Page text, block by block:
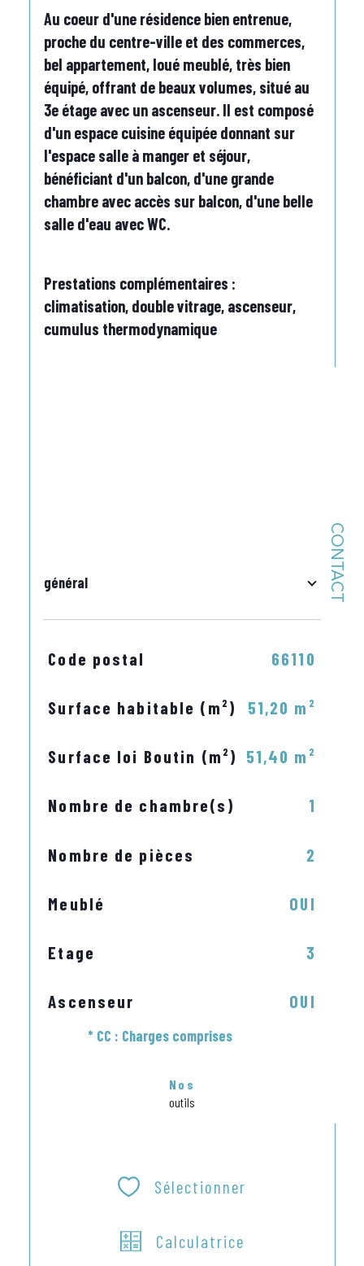
CONTACT
Au coeur d'une résidence bien entrenue,
proche du centre-ville et des commerces,
bel appartement, loué meublé, très bien
équipé, offrant de beaux volumes, situé au
3e étage avec un ascenseur. Il est composé
d'un espace cuisine équipée donnant sur
l'espace salle à manger et séjour,
bénéficiant d'un balcon, d'une grande
chambre avec accès sur balcon, d'une belle
salle d'eau avec WC.
Prestations complémentaires :
climatisation, double vitrage, ascenseur,
cumulus thermodynamique
général
TRAD_SIROCCO_Caracteristique Valeurs
Code postal 66110
Surface habitable (m²) 51,20 m²
Surface loi Boutin (m²) 51,40 m²
Nombre de chambre(s) 1
Nombre de pièces 2
Meublé OUI
Etage 3
Ascenseur OUI
* CC : Charges comprises
Nos
outils
Sélectionner
Calculatrice